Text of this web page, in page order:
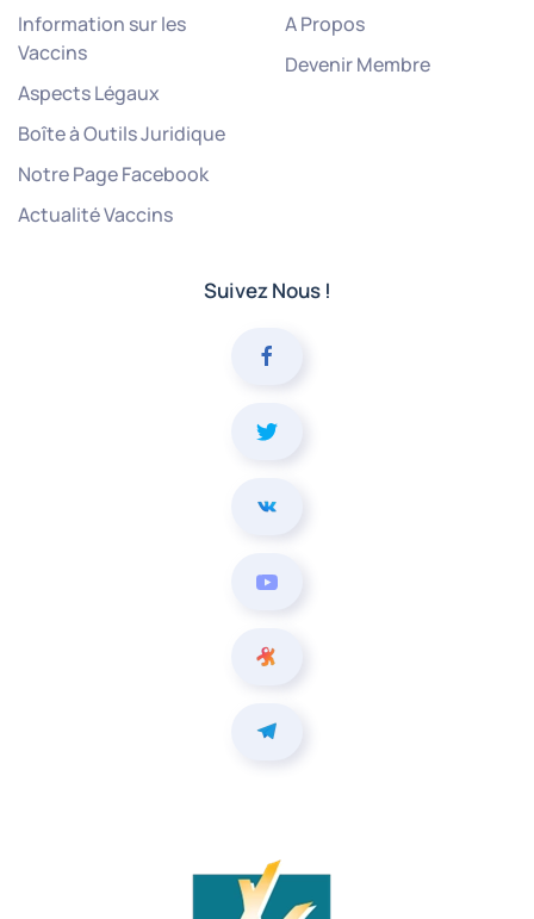
Information sur les
Vaccins
Aspects Légaux
Boîte à Outils Juridique
Notre Page Facebook
Actualité Vaccins
A Propos
Devenir Membre
Suivez Nous !